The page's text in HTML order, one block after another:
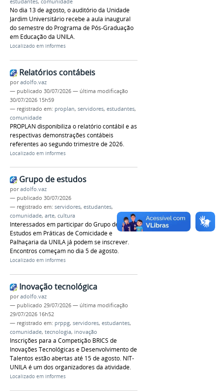
estudantes, comunidade
No dia 13 de agosto, o auditório da Unidade
Jardim Universitário recebe a aula inaugural
do semestre do Programa de Pós-Graduação
em Educação da UNILA.
Localizado em Informes
Relatórios contábeis
poradolfo.vaz
— publicado 30/07/2026 — última modificação
30/07/2026 15h59
— registrado em: proplan, servidores, estudantes,
comunidade
PROPLAN disponibiliza o relatório contábil e as
respectivas demonstrações contábeis
referentes ao segundo trimestre de 2026.
Localizado em Informes
Grupo de estudos
poradolfo.vaz
— publicado 30/07/2026
— registrado em: servidores, estudantes,
comunidade, arte, cultura
Interessados em participar do Grupo de
Estudos em Práticas de Comicidade e
Palhaçaria da UNILA já podem se inscrever.
Encontros começam no dia 5 de agosto.
Localizado em Informes
Inovação tecnológica
poradolfo.vaz
— publicado 29/07/2026 — última modificação
29/07/2026 16h52
— registrado em: prppg, servidores, estudantes,
comunidade, tecnologia, inovação
Inscrições para a Competição BRICS de
Inovações Tecnológicas e Desenvolvimento de
Talentos estão abertas até 15 de agosto. NIT-
UNILA é um dos organizadores da atividade.
Localizado em Informes